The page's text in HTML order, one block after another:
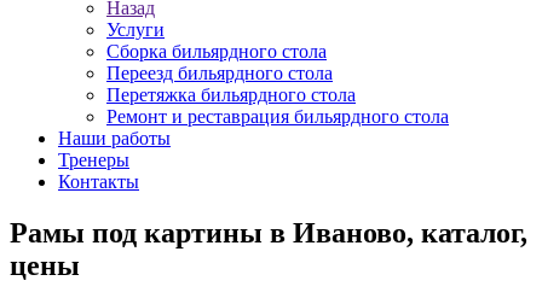
Назад
Услуги
Сборка бильярдного стола
Переезд бильярдного стола
Перетяжка бильярдного стола
Ремонт и реставрация бильярдного стола
Наши работы
Тренеры
Контакты
Рамы под картины в Иваново, каталог,
цены